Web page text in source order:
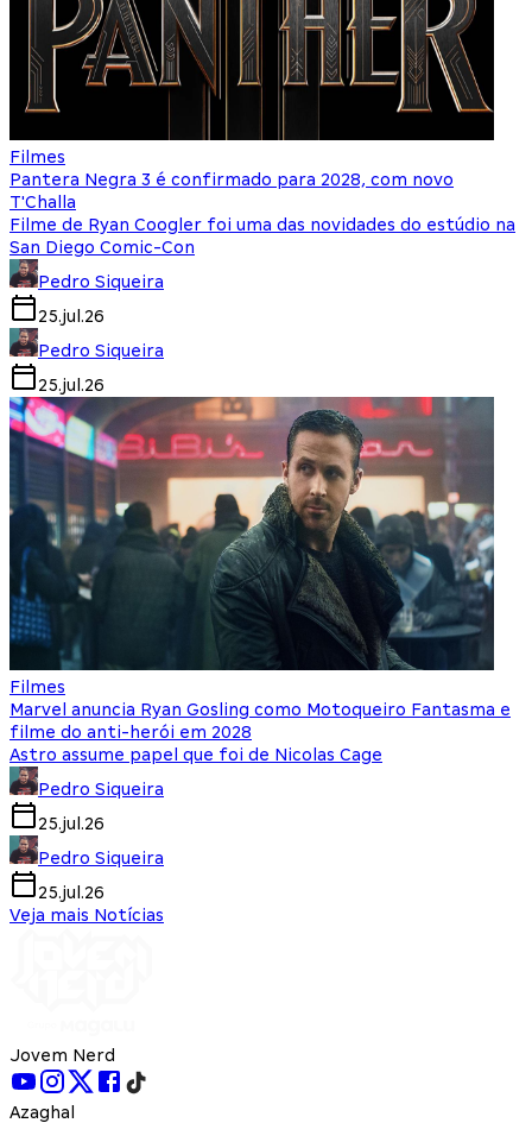
Filmes
Pantera Negra 3 é confirmado para 2028, com novo
T'Challa
Filme de Ryan Coogler foi uma das novidades do estúdio na
San Diego Comic-Con
Pedro Siqueira
25.jul.26
Pedro Siqueira
25.jul.26
Filmes
Marvel anuncia Ryan Gosling como Motoqueiro Fantasma e
filme do anti-herói em 2028
Astro assume papel que foi de Nicolas Cage
Pedro Siqueira
25.jul.26
Pedro Siqueira
25.jul.26
Veja mais Notícias
Jovem Nerd
Azaghal